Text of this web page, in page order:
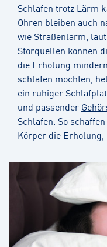
Schlafen trotz Lärm
Ohren bleiben auch
wie Straßenlärm,
Störquellen können
die Erholung
schlafen möchten,
ein ruhiger
und passender
Schlafen. So
Körper die